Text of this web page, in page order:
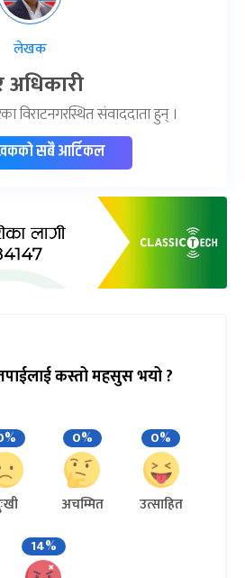
लेखक
अधिकारी
विराटनगरस्थित संवाददाता हुन् ।
सबै आर्टिकल
कस्तो महसुस भयो ?
0%
अचम्मित
0%
उत्साहित
14%